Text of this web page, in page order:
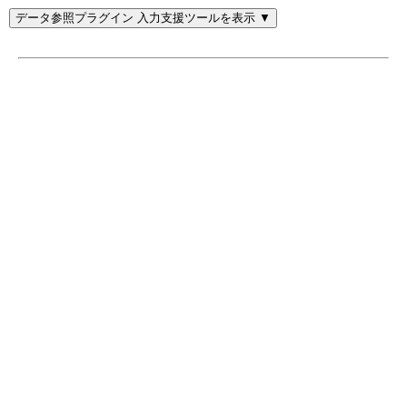
データ参照プラグイン 入力支援ツールを表示 ▼